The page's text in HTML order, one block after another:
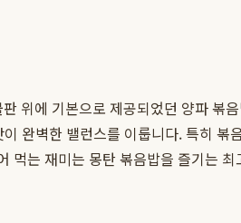
위에 기본으로 제공되었던 양파 볶
완벽한 밸런스를 이룹니다. 특히 볶
는 재미는 몽탄 볶음밥을 즐기는